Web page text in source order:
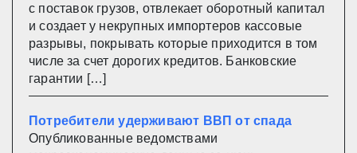
с поставок грузов, отвлекает оборотный капитал
и создает у некрупных импортеров кассовые
разрывы, покрывать которые приходится в том
числе за счет дорогих кредитов. Банковские
гарантии […]
Потребители удерживают ВВП от спада
Опубликованные ведомствами